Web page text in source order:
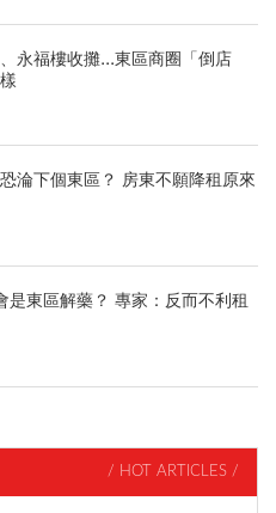
、永福樓收攤...東區商圈「倒店
淪下個東區？ 房東不願降租原來
是東區解藥？ 專家：反而不利租
/ HOT ARTICLES /